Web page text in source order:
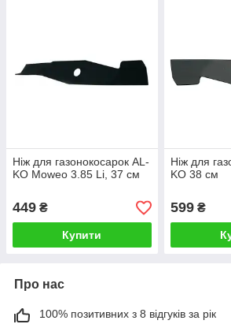
Ніж для газонокосарок AL-
KO Moweo 3.85 Li, 37 см
449 ₴
Купити
Ніж для
KO 38 см
599₴
Про нас
100% позитивних з 8 відгуків за рік